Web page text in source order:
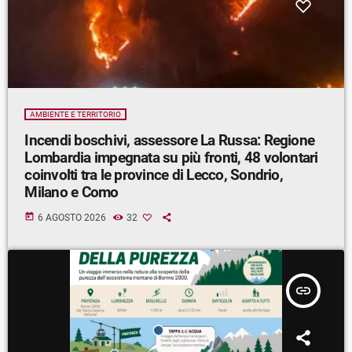
AMBIENTE E TERRITORIO
Incendi boschivi, assessore La Russa: Regione
Lombardia impegnata su più fronti, 48 volontari
coinvolti tra le province di Lecco, Sondrio,
Milano e Como
today 6 AGOSTO 2026 32
insert_link